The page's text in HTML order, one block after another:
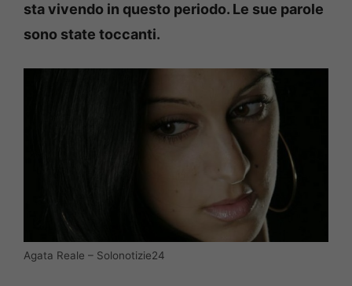
sta vivendo in questo periodo. Le sue parole
sono state toccanti.
Agata Reale – Solonotizie24